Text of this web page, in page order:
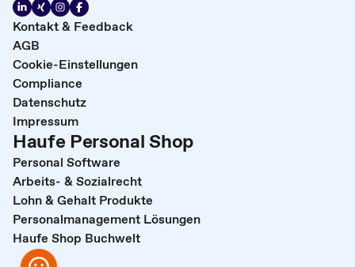
Kontakt & Feedback
AGB
Cookie-Einstellungen
Compliance
Datenschutz
Impressum
Haufe Personal Shop
Personal Software
Arbeits- & Sozialrecht
Lohn & Gehalt Produkte
Personalmanagement Lösungen
Haufe Shop Buchwelt